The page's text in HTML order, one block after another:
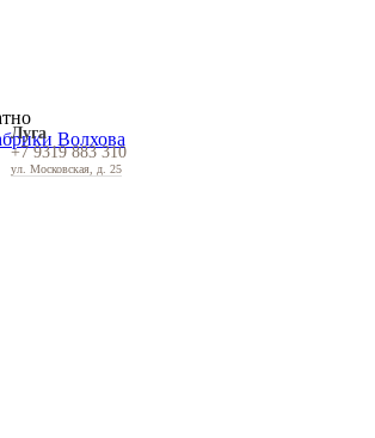
Луга
+7 9319 883 310
ул. Московская, д. 25